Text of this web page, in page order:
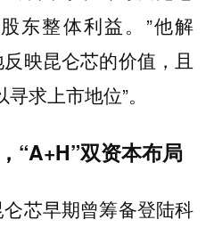
东整体利益。”他解
映昆仑芯的价值，且
求上市地位”。
“A+H”双资本布局
芯早期曾筹备登陆科